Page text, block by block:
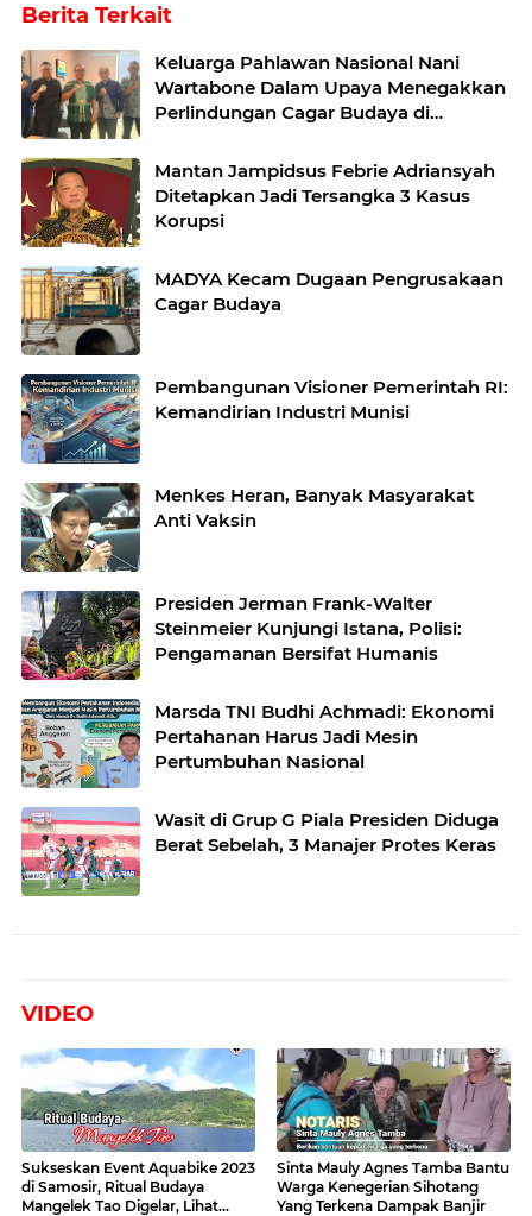
Berita Terkait
Keluarga Pahlawan Nasional Nani
Wartabone Dalam Upaya Menegakkan
Perlindungan Cagar Budaya di
Mantan Jampidsus Febrie Adriansyah
Ditetapkan Jadi Tersangka 3 Kasus
Korupsi
MADYA Kecam Dugaan Pengrusakaan
Cagar Budaya
Pembangunan Visioner Pemerintah RI:
Kemandirian Industri Munisi
Menkes Heran, Banyak Masyarakat
Anti Vaksin
Presiden Jerman Frank-Walter
Steinmeier Kunjungi Istana, Polisi:
Pengamanan Bersifat Humanis
Marsda TNI Budhi Achmadi: Ekonomi
Pertahanan Harus Jadi Mesin
Pertumbuhan Nasional
Wasit di Grup G Piala Presiden Diduga
Berat Sebelah, 3 Manajer Protes Keras
VIDEO
Sukseskan Event Aquabike 2023
di Samosir, Ritual Budaya
Mangelek Tao Digelar, Lihat
Sinta Mauly Agnes Tamba Bantu
Warga Kenegerian Sihotang
Yang Terkena Dampak Banjir